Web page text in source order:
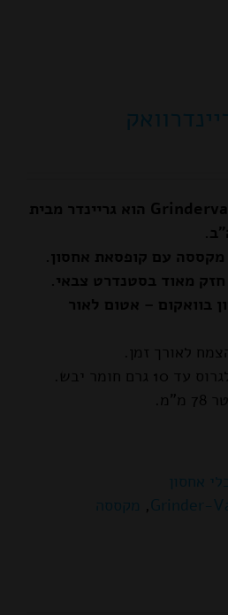
גריינדרוואק – Grindervac הוא גריינדר מבית
מקססה עם קופסאת אחסון.
מאוד בסטנדרט צבאי.
בוואקום – אטום לאור
לאורך זמן.
חומר יבש.
כלי אחסון
Grinder-
, מקססה